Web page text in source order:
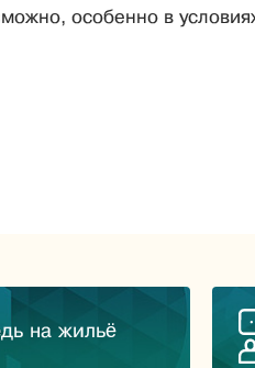
особенно в
на жильё